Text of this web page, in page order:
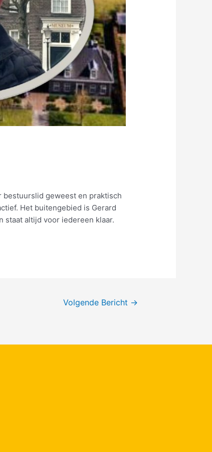
geweest en praktisch
Het buitengebied is Gerard
staat altijd voor iedereen klaar.
Volgende Bericht →